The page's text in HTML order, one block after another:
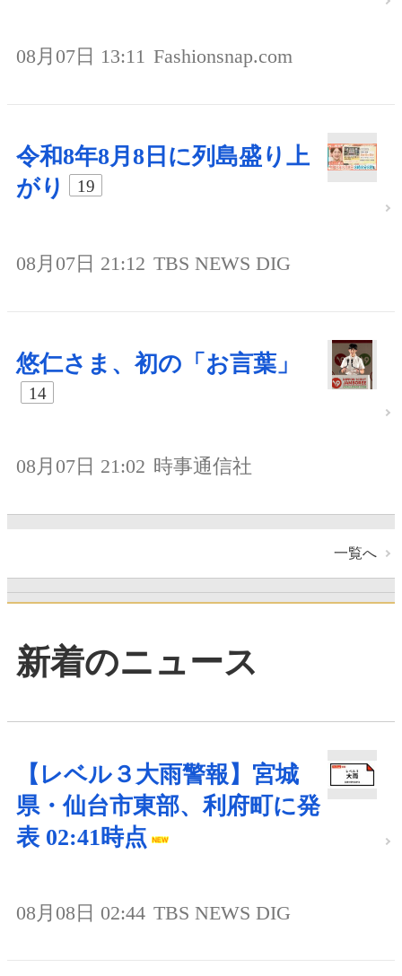
08月07日 13:11 Fashionsnap.com
令和8年8月8日に列島盛り上
がり
19
08月07日 21:12 TBS NEWS DIG
悠仁さま、初の「お言葉」
14
08月07日 21:02 時事通信社
一覧へ
新着のニュース
【レベル３大雨警報】宮城
県・仙台市東部、利府町に発
表 02:41時点
08月08日 02:44 TBS NEWS DIG